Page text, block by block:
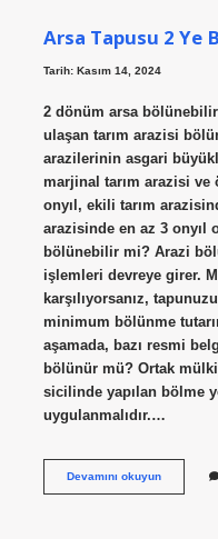
Arsa Tapusu 2 Ye
Tarih: Kasım 14, 2024
2 dönüm arsa
ulaşan tarım arazisi
arazilerinin asgari
marjinal tarım arazisi ve
onyıl, ekili tarım
arazisinde en az 3 onyıl
bölünebilir mi? Arazi
işlemleri devreye girer.
karşılıyorsanız,
minimum bölünme
aşamada, bazı resmi
bölünür mü? Ortak
sicilinde yapılan bölme
uygulanmalıdır.…
Devamını okuyunArsa